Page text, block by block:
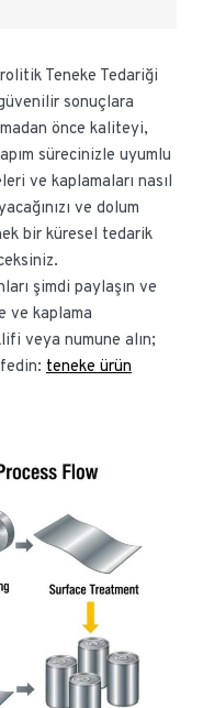
Teneke Tedariği
sonuçlara
önce kaliteyi,
sürecinizle uyumlu
ve kaplamaları nasıl
ve dolum
bir küresel tedarik
şimdi paylaşın ve
ve kaplama
veya numune alın;
teneke ürün